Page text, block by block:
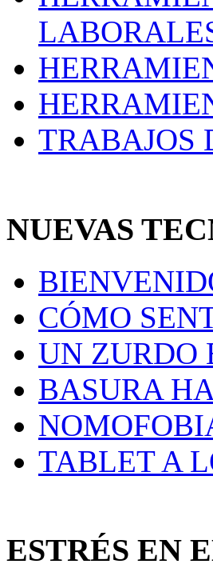
TRABAJOS
NUEVAS
CÓMO
UN ZURDO
BASURA
TABLET A
ESTRÉS EN